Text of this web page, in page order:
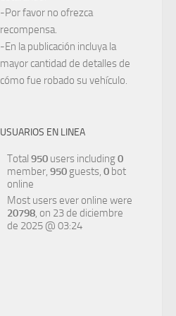
-Por favor no ofrezca
recompensa.
-En la publicación incluya la
mayor cantidad de detalles de
cómo fue robado su vehículo.
USUARIOS EN LINEA
Total 950 users including0
member, 950 guests, 0 bot
online
Most users ever online were
20798, on 23 de diciembre
de 2025 @ 03:24